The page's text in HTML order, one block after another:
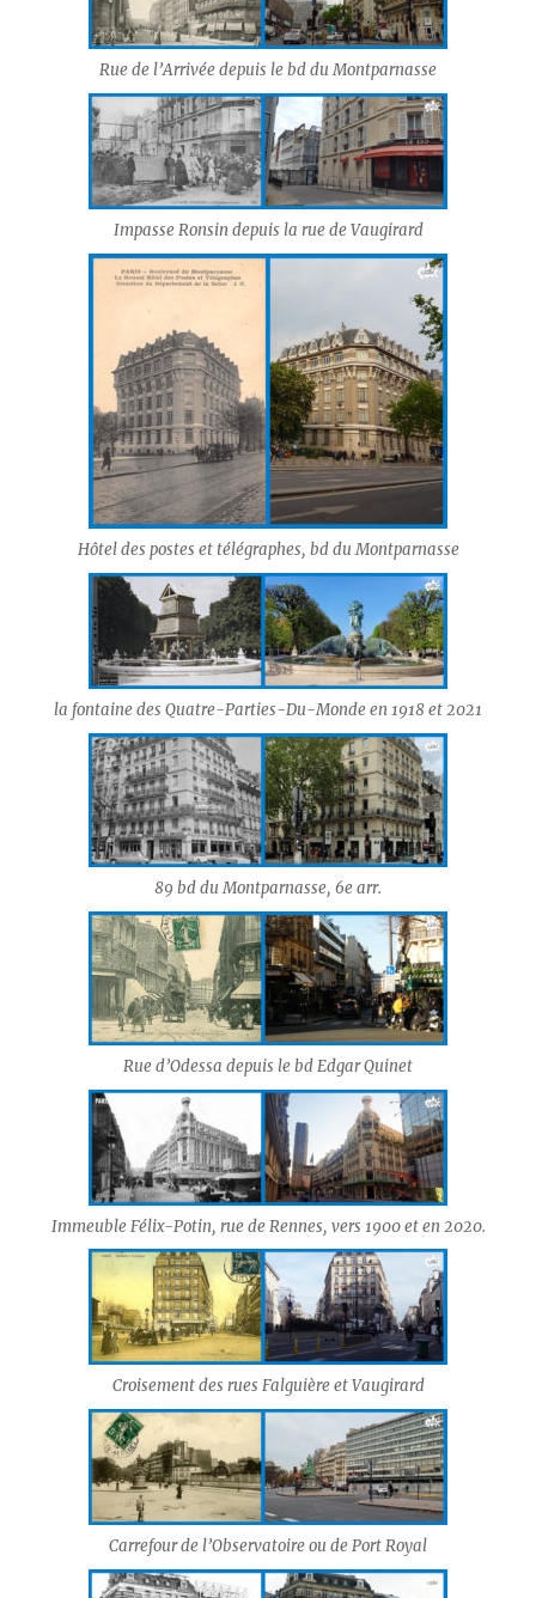
Rue de l’Arrivée depuis le bd du Montparnasse
Impasse Ronsin depuis la rue de Vaugirard
Hôtel des postes et télégraphes, bd du Montparnasse
la fontaine des Quatre-Parties-Du-Monde en 1918 et 2021
89 bd du Montparnasse, 6e arr.
Rue d’Odessa depuis le bd Edgar Quinet
Immeuble Félix-Potin, rue de Rennes, vers 1900 et en 2020.
Croisement des rues Falguière et Vaugirard
Carrefour de l’Observatoire ou de Port Royal